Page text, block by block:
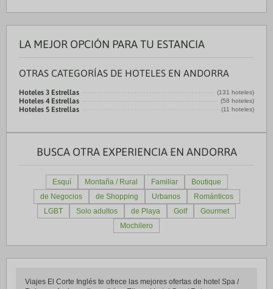
LA MEJOR OPCIÓN PARA TU ESTANCIA
OTRAS CATEGORÍAS DE HOTELES EN ANDORRA
Hoteles 3 Estrellas (131 hoteles)
Hoteles 4 Estrellas (58 hoteles)
Hoteles 5 Estrellas (11 hoteles)
BUSCA OTRA EXPERIENCIA EN ANDORRA
Esquí Montaña / Rural Familiar
Boutique
de Negocios
de Shopping Urbanos
Románticos
LGBT
Solo adultos de Playa Golf
Gourmet
Mochilero
Viajes El Corte Inglés te ofrece las mejores ofertas de hotel Spa /